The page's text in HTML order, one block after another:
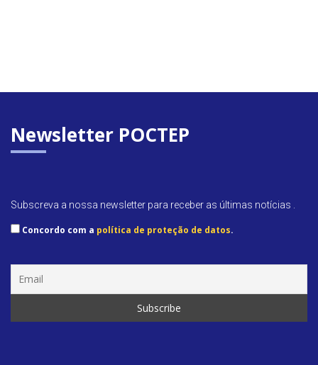
Newsletter POCTEP
Subscreva a nossa newsletter para receber as últimas notícias .
Concordo com a política de proteção de datos.